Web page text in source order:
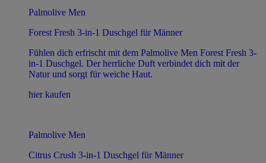
Palmolive Men
Forest Fresh 3-in-1 Duschgel für Männer
Fühlen dich erfrischt mit dem Palmolive Men Forest Fresh 3-
in-1 Duschgel. Der herrliche Duft verbindet dich mit der
Natur und sorgt für weiche Haut.
hier kaufen
Palmolive Men
Citrus Crush 3-in-1 Duschgel für Männer